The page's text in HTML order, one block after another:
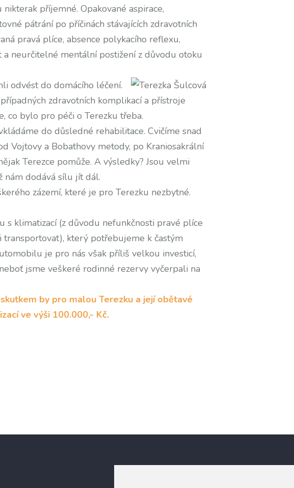
příjemné. Opakované aspirace,
pátrání po příčinách stávajících zdravotních
pravá plíce, absence polykacího reflexu,
neurčitelné mentální postižení z důvodu otoku
odvést do domácího léčení.
zdravotních komplikací a přístroje
co bylo pro péči o Terezku třeba.
do důsledné rehabilitace. Cvičíme snad
Vojtovy a Bobathovy metody, po Kraniosakrální
Terezce pomůže. A výsledky? Jsou velmi
nám dodává sílu jít dál.
zázemí, které je pro Terezku nezbytné.
klimatizací (z důvodu nefunkčnosti pravé plíce
který potřebujeme k častým
je pro nás však příliš velkou investicí,
jsme veškeré rodinné rezervy vyčerpali na
by pro malou Terezku a její obětavé
ve výši 100.000,- Kč.